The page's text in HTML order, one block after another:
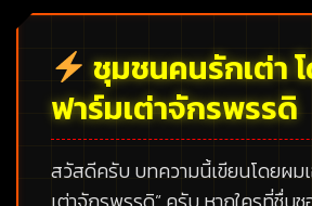
ชุมชนคนรักเต่า
ฟาร์มเต่าจักรพรรดิ
สวัสดีครับ บทความนี้เขียนโดยผม